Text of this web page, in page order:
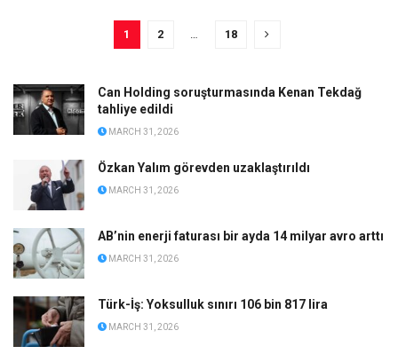
1 2 18
Can Holding soruşturmasında Kenan Tekdağ
tahliye edildi
MARCH 31, 2026
Özkan Yalım görevden uzaklaştırıldı
MARCH 31, 2026
AB’nin enerji faturası bir ayda 14 milyar avro arttı
MARCH 31, 2026
Türk-İş: Yoksulluk sınırı 106 bin 817 lira
MARCH 31, 2026